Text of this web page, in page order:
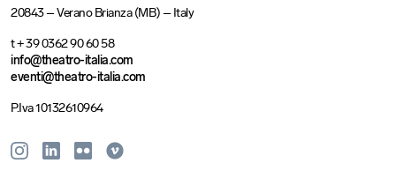
20843 – Verano Brianza (MB) – Italy
t + 39 0362 90 60 58
info@theatro-italia.com
eventi@theatro-italia.com
P.Iva 10132610964